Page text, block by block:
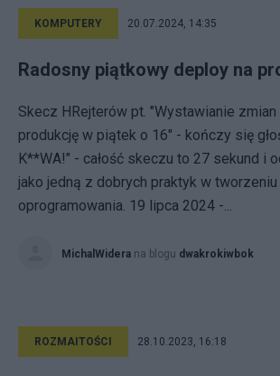
KOMPUTERY 20.07.2024, 14:35
Radosny piątkowy deploy na
Skecz HRejterów pt. "Wystawianie
produkcję w piątek o 16" - kończy się
K**WA!" - całość skeczu to 27 sekund i
jako jedną z dobrych praktyk w tworzeniu
oprogramowania. 19 lipca 2024 -...
MichalWidera na blogu dwakrokiwbok
ROZMAITOŚCI 28.10.2023, 16:18